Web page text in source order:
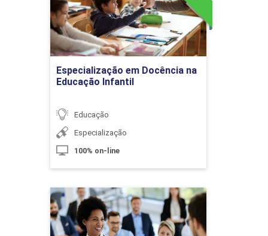
O Brincar no Ensino Fundamental
10h
Práticas Corporais nos Anos Iniciais
do Ensino Fundamental
10h
Especialização em Docência na
Educação Infantil
Educação
Especialização
100% on-line
Detalhes do curso
Especialização em
Docência na Educação
Médica